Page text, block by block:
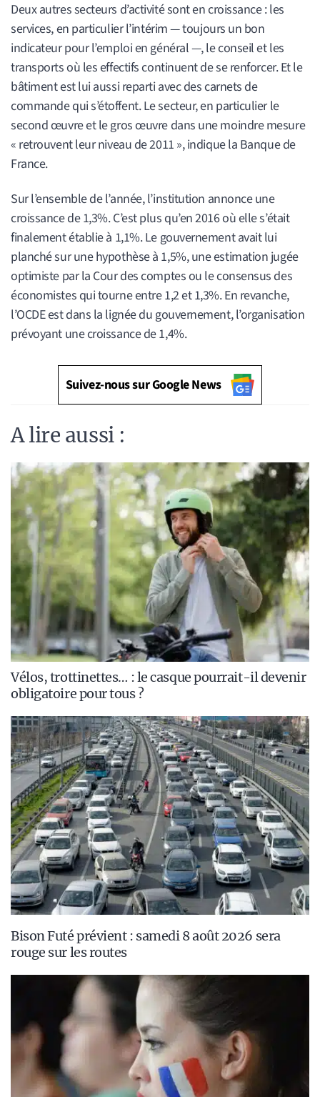
Deux autres secteurs d’activité sont en croissance : les
services, en particulier l’intérim — toujours un bon
indicateur pour l’emploi en général —, le conseil et les
transports où les effectifs continuent de se renforcer. Et le
bâtiment est lui aussi reparti avec des carnets de
commande qui s’étoffent. Le secteur, en particulier le
second œuvre et le gros œuvre dans une moindre mesure
« retrouvent leur niveau de 2011 », indique la Banque de
France.
Sur l’ensemble de l’année, l’institution annonce une
croissance de 1,3%. C’est plus qu’en 2016 où elle s’était
finalement établie à 1,1%. Le gouvernement avait lui
planché sur une hypothèse à 1,5%, une estimation jugée
optimiste par la Cour des comptes ou le consensus des
économistes qui tourne entre 1,2 et 1,3%. En revanche,
l’OCDE est dans la lignée du gouvernement, l’organisation
prévoyant une croissance de 1,4%.
Suivez-nous sur Google News
A lire aussi :
Vélos, trottinettes… : le casque pourrait-il devenir
obligatoire pour tous ?
Bison Futé prévient : samedi 8 août 2026 sera
rouge sur les routes